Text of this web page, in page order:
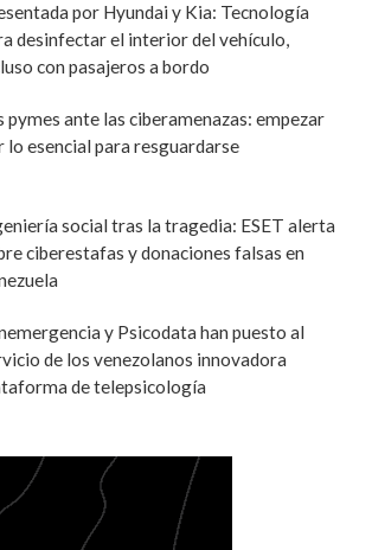
por Hyundai y Kia: Tecnología
desinfectar el interior del vehículo,
con pasajeros a bordo
pymes ante las ciberamenazas: empezar
lo esencial para resguardarse
social tras la tragedia: ESET alerta
ciberestafas y donaciones falsas en
y Psicodata han puesto al
de los venezolanos innovadora
de telepsicología